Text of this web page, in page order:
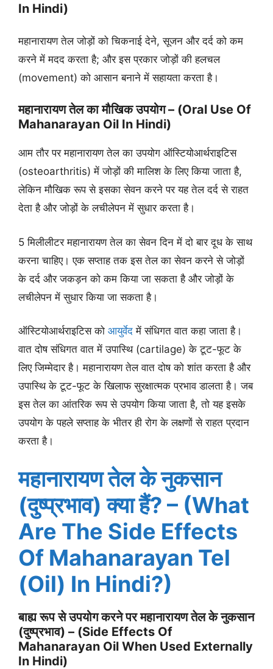
In Hindi)
महानारायण तेल जोड़ों को चिकनाई देने, सूजन और दर्द को कम
करने में मदद करता है; और इस प्रकार जोड़ों की हलचल
(movement) को आसान बनाने में सहायता करता है।
महानारायण तेल का मौखिक उपयोग – (Oral Use Of
Mahanarayan Oil In Hindi)
आम तौर पर महानारायण तेल का उपयोग ऑस्टियोआर्थराइटिस
(osteoarthritis) में जोड़ों की मालिश के लिए किया जाता है,
लेकिन मौखिक रूप से इसका सेवन करने पर यह तेल दर्द से राहत
देता है और जोड़ों के लचीलेपन में सुधार करता है।
5 मिलीलीटर महानारायण तेल का सेवन दिन में दो बार दूध के साथ
करना चाहिए। एक सप्ताह तक इस तेल का सेवन करने से जोड़ों
के दर्द और जकड़न को कम किया जा सकता है और जोड़ों के
लचीलेपन में सुधार किया जा सकता है।
ऑस्टियोआर्थराइटिस को आयुर्वेद में संधिगत वात कहा जाता है।
वात दोष संधिगत वात में उपास्थि (cartilage) के टूट-फूट के
लिए जिम्मेदार है। महानारायण तेल वात दोष को शांत करता है और
उपास्थि के टूट-फूट के खिलाफ सुरक्षात्मक प्रभाव डालता है। जब
इस तेल का आंतरिक रूप से उपयोग किया जाता है, तो यह इसके
उपयोग के पहले सप्ताह के भीतर ही रोग के लक्षणों से राहत प्रदान
करता है।
महानारायण तेल के नुकसान
(दुष्प्रभाव) क्या हैं? – (What
Are The Side Effects
Of Mahanarayan Tel
(Oil) In Hindi?)
बाह्य रूप से उपयोग करने पर महानारायण तेल के नुकसान
(दुष्प्रभाव) – (Side Effects Of
Mahanarayan Oil When Used Externally
In Hindi)